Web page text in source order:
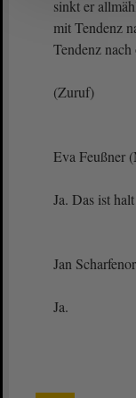
sinkt er
mit Tendenz
Tendenz nach
(Zuruf)
Eva Feußner
Ja. Das ist
Jan
Ja.